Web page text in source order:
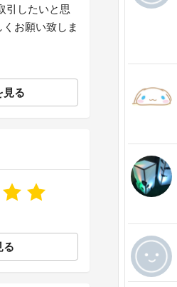
引したいと思
お願い致しま
見る
る